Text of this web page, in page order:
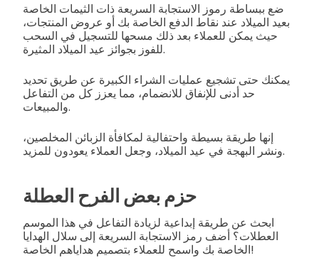
ضع ببساطة رموز الاستجابة السريعة ذات الثيمات الخاصة
بعيد الميلاد عند نقاط الدفع الخاصة بك أو عروض المنتجات،
حيث يمكن للعملاء بعد ذلك مسحها للتسجيل في السحب
للفوز بجوائز عيد الميلاد المثيرة.
يمكنك حتى تشجيع عمليات الشراء الكبيرة عن طريق تحديد
حد أدنى للإنفاق للانضمام، مما يعزز كل من التفاعل
والمبيعات.
إنها طريقة بسيطة واحتفالية لمكافأة الزبائن المخلصين،
ونشر البهجة في عيد الميلاد، وجعل العملاء يعودون للمزيد.
حزم بعض الفرح العطلة
ابحث عن طريقة إبداعية لزيادة التفاعل في هذا الموسم
العطلات؟ أضف رمز الاستجابة السريعة إلى سلال الهدايا
الخاصة بك واسمح للعملاء بتصميم هداياهم الخاصة!